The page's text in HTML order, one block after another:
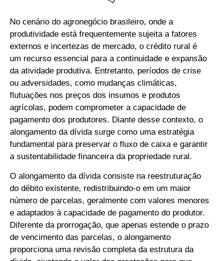
No cenário do agronegócio brasileiro, onde a
produtividade está frequentemente sujeita a fatores
externos e incertezas de mercado, o crédito rural é
um recurso essencial para a continuidade e expansão
da atividade produtiva. Entretanto, períodos de crise
ou adversidades, como mudanças climáticas,
flutuações nos preços dos insumos e produtos
agrícolas, podem comprometer a capacidade de
pagamento dos produtores. Diante desse contexto, o
alongamento da dívida surge como uma estratégia
fundamental para preservar o fluxo de caixa e garantir
a sustentabilidade financeira da propriedade rural.
O alongamento da dívida consiste na reestruturação
do débito existente, redistribuindo-o em um maior
número de parcelas, geralmente com valores menores
e adaptados à capacidade de pagamento do produtor.
Diferente da prorrogação, que apenas estende o prazo
de vencimento das parcelas, o alongamento
proporciona uma revisão completa da estrutura da